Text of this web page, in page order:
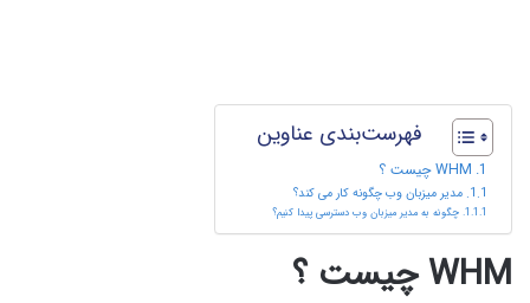
فهرست‌بندی عناوین
WHM چیست ؟
مدیر میزبان وب چگونه کار می کند؟
چگونه به مدیر میزبان وب دسترسی پیدا کنیم؟
WHM چیست ؟